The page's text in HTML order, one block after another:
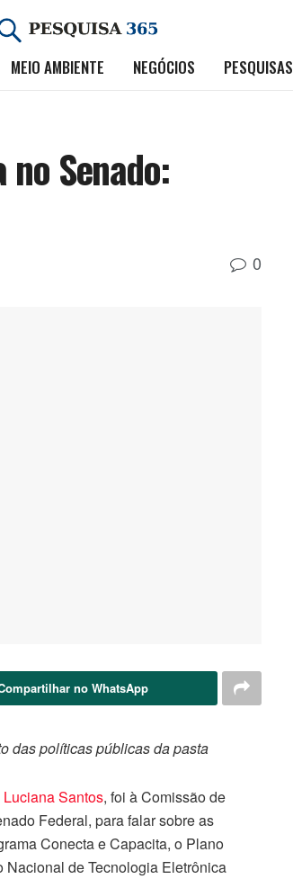
MEIO AMBIENTE NEGÓCIOS PESQUISAS
Senado:
0
no WhatsApp
das políticas públicas da pasta
Luciana Santos, foi à Comissão de
Federal, para falar sobre as
Conecta e Capacita, o Plano
de Tecnologia Eletrônica